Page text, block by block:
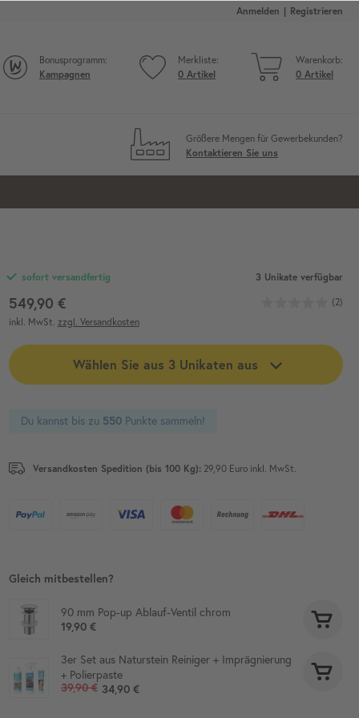
Anmelden Registrieren
Bonusprogramm:
Kampagnen
Merkliste:
0 Artikel
Warenkorb:
0 Artikel
Größere Mengen für Gewerbekunden?
Kontaktieren Sie uns
3 Unikate verfügbar
sofort versandfertig
549,90 €
(2)
inkl. MwSt. zzgl. Versandkosten
Wählen Sie aus 3 Unikaten aus
Du kannst bis zu 550Punkte sammeln!
Versandkosten Spedition (bis 100 Kg): 29,90 Euro inkl. MwSt.
Gleich mitbestellen?
90 mm Pop-up Ablauf-Ventil chrom
19,90 €
3er Set aus Naturstein Reiniger + Imprägnierung
+ Polierpaste
39,90 € 34,90 €